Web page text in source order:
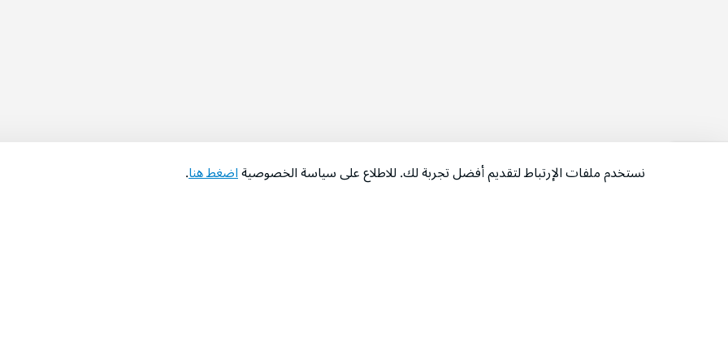
نستخدم ملفات الإرتباط لتقديم أفضل تجربة لك. للاطلاع على سياسة الخصوصيةاضغط هنا.